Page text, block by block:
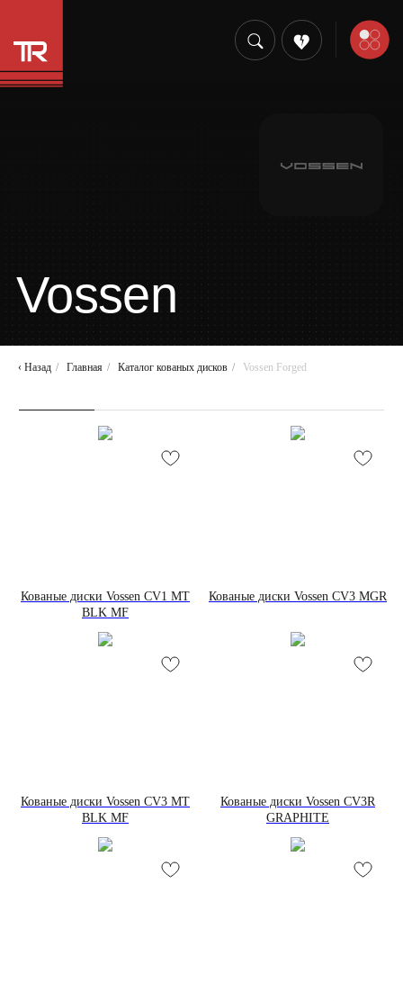
‹ Назад / Главная / Каталог кованых дисков / Vossen Forged
Кованые диски Vossen CV1 MT
BLK MF
Кованые диски Vossen CV3 MGR
Кованые диски Vossen CV3 MT
BLK MF
Кованые диски Vossen CV3R
GRAPHITE